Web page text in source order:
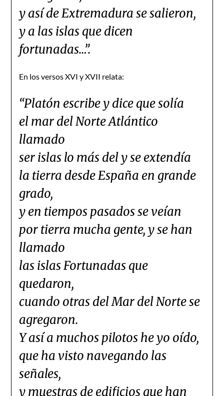
y así de Extremadura se salieron,
y a las islas que dicen
fortunadas…”.
En los versos XVI y XVII relata:
“Platón escribe y dice que solía
el mar del Norte Atlántico
llamado
ser islas lo más del y se extendía
la tierra desde España en grande
grado,
y en tiempos pasados se veían
por tierra mucha gente, y se han
llamado
las islas Fortunadas que
quedaron,
cuando otras del Mar del Norte se
agregaron.
Y así a muchos pilotos he yo oído,
que ha visto navegando las
señales,
y muestras de edificios que han